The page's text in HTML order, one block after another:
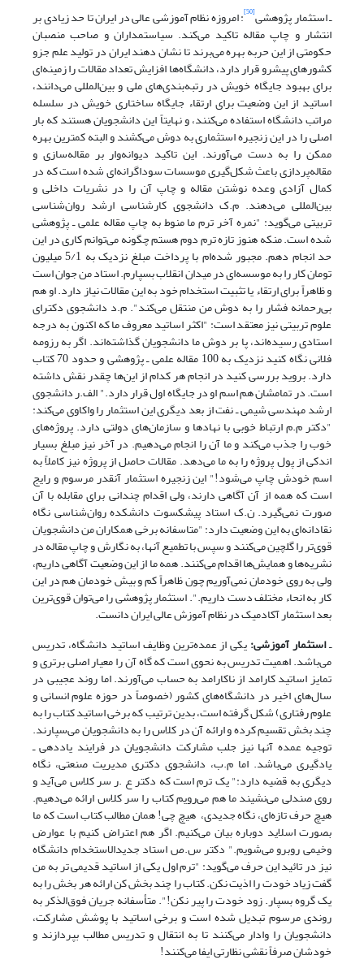
ـ استثمار پژوهشی[50] : امروزه نظام آموزشی عالی در ایران تا حد زیادی بر
انتشار و چاپ مقاله تاکید می‌کند. سیاستمداران و صاحب منصبان
حکومتی از این حربه بهره می‌برند تا نشان دهند ایران در تولید علم جزو
کشورهای پیشرو قرار دارد، دانشگاه‌ها افزایش تعداد مقالات را زمینه‌ای
برای بهبود جایگاه خویش در رتبه‌بندی‌های ملی و بین‌المللی می‌دانند،
اساتید از این وضعیت برای ارتقاء جایگاه ساختاری خویش در سلسله
مراتب دانشگاه استفاده می‌کنند، و نهایتاً این دانشجویان هستند که بار
اصلی را در این زنجیره استثماری به دوش می‌کشند و البته کمترین بهره
ممکن را به دست می‌آورند. این تاکید دیوانه‌وار بر مقاله‌سازی و
مقاله‌پردازی باعث شکل‌گیری موسسات سوداگرانه‌ای شده است که در
کمال آزادی وعده نوشتن مقاله و چاپ آن را در نشریات داخلی و
بین‌المللی می‌دهند. م.ک دانشجوی کارشناسی ارشد روان‌شناسی
تربیتی می‌گوید: "نمره آخر ترم ما منوط به چاپ مقاله علمی ـ پژوهشی
شده است. منکه هنوز تازه ترم دوم هستم چگونه می‌توانم کاری در این
حد انجام دهم. مجبور شده‌ام با پرداخت مبلغ نزدیک به 5/1 میلیون
تومان کار را به موسسه‌ای در میدان انقلاب بسپارم. استاد من جوان است
و ظاهراً برای ارتقاء یا تثبیت استخدام خود به این مقالات نیاز دارد. او هم
بی‌رحمانه فشار را به دوش من منتقل می‌کند". م.د دانشجوی دکترای
علوم تربیتی نیز معتقد است: "اکثر اساتید معروف ما که اکنون به درجه
استادی رسیده‌اند، پا بر دوش ما دانشجویان گذاشته‌اند. اگر به رزومه
فلانی نگاه کنید نزدیک به 100 مقاله علمی ـ پژوهشی و حدود 70 کتاب
دارد. بروید بررسی کنید در انجام هر کدام از این‌ها چقدر نقش داشته
است. در تمامشان هم اسم او در جایگاه اول قرار دارد." الف.ر دانشجوی
ارشد مهندسی شیمی ـ نفت از بعد دیگری این استثمار را واکاوی می‌کند:
"دکتر م.م ارتباط خوبی با نهادها و سازمان‌های دولتی دارد. پروژه‌های
خوب را جذب می‌کند و ما آن را انجام می‌دهیم. در آخر نیز مبلغ بسیار
اندکی از پول پروژه را به ما می‌دهد. مقالات حاصل از پروژه نیز کاملاً به
اسم خودش چاپ می‌شود!" این زنجیره استثمار آنقدر مرسوم و رایج
است که همه از آن آگاهی دارند، ولی اقدام چندانی برای مقابله با آن
صورت نمی‌گیرد. ن.ک استاد پیشکسوت دانشکده روان‌شناسی نگاه
نقادانه‌ای به این وضعیت دارد: "متاسفانه برخی همکاران من دانشجویان
قوی‌تر را گلچین می‌کنند و سپس با تطمیع آنها، به نگارش و چاپ مقاله در
نشریه‌ها و همایش‌ها اقدام می‌کنند. همه ما از این وضعیت آگاهی داریم،
ولی به روی خودمان نمی‌آوریم چون ظاهراً کم و بیش خودمان هم در این
کار به انحاء مختلف دست داریم.". استثمار پژوهشی را می‌توان قوی‌ترین
بعد استثمار آکادمیک در نظام آموزش عالی ایران دانست.
ـاستثمار آموزشی:یکی از عمده‌ترین وظایف اساتید دانشگاه، تدریس
می‌باشد. اهمیت تدریس به نحوی است که گاه آن را معیار اصلی برتری و
تمایز اساتید کارامد از ناکارامد به حساب می‌آورند. اما روند عجیبی در
سال‌های اخیر در دانشگاه‌های کشور (خصوصاً در حوزه علوم انسانی و
علوم رفتاری) شکل گرفته است، بدین ترتیب که برخی اساتید کتاب را به
چند بخش تقسیم کرده و ارائه آن در کلاس را به دانشجویان می‌سپارند.
توجیه عمده آنها نیز جلب مشارکت دانشجویان در فرایند یاددهی ـ
یادگیری می‌باشد. اما م.ب، دانشجوی دکتری مدیریت صنعتی، نگاه
دیگری به قضیه دارد:" یک ترم است که دکتر ع .ر سر کلاس می‌آید و
روی صندلی می‌نشیند ما هم می‌رویم کتاب را سر کلاس ارائه می‌دهیم.
هیچ حرف تازه‌ای، نگاه جدیدی، هیچ چی! همان مطالب کتاب است که ما
بصورت اسلاید دوباره بیان می‌کنیم. اگر هم اعتراض کنیم با عوارض
وخیمی روبرو می‌شویم." دکتر س.ص استاد جدیدالاستخدام دانشگاه
نیز در تائید این حرف می‌گوید: "ترم اول یکی از اساتید قدیمی تر به من
گفت زیاد خودت را اذیت نکن. کتاب را چند بخش کن ارائه هر بخش را به
یک گروه بسپار. زود خودت را پیر نکن!". متأسفانه جریان فوق‌الذکر به
روندی مرسوم تبدیل شده است و برخی اساتید با پوشش مشارکت،
دانشجویان را وادار می‌کنند تا به انتقال و تدریس مطالب بپردازند و
خودشان صرفاً نقشی نظارتی ایفا می‌کنند!